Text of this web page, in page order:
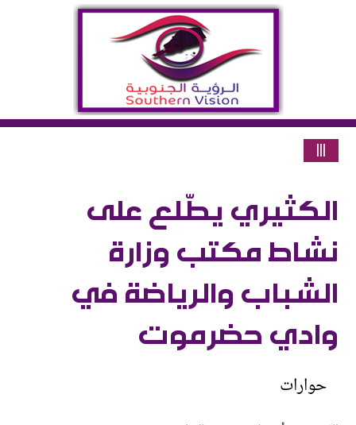
الكثيري يطّلع على
نشاط مكتب وزارة
الشباب والرياضة في
وادي حضرموت
حوارات